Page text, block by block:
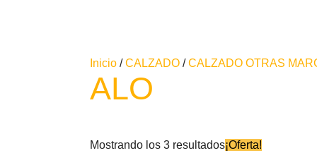
Inicio/CALZADO/CALZADO OTRAS
ALO
Mostrando los 3 resultados¡Oferta!El